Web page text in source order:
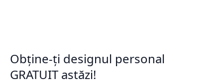
Obține-ți designul personal
GRATUIT astăzi!